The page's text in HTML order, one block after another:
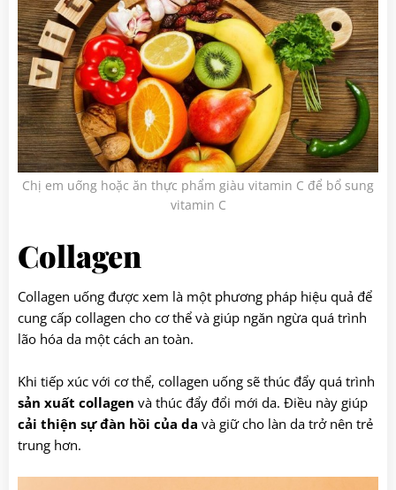
Chị em uống hoặc ăn thực phẩm giàu vitamin C để bổ sung
vitamin C
Collagen
Collagen uống được xem là một phương pháp hiệu quả để
cung cấp collagen cho cơ thể và giúp ngăn ngừa quá trình
lão hóa da một cách an toàn.
Khi tiếp xúc với cơ thể, collagen uống sẽ thúc đẩy quá trình
sản xuất collagen và thúc đẩy đổi mới da. Điều này giúp
cải thiện sự đàn hồi của da và giữ cho làn da trở nên trẻ
trung hơn.